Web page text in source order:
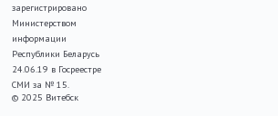
зарегистрировано
Министерством
информации
Республики Беларусь
24.06.19 в Госреестре
СМИ за № 15.
© 2025 Витебск